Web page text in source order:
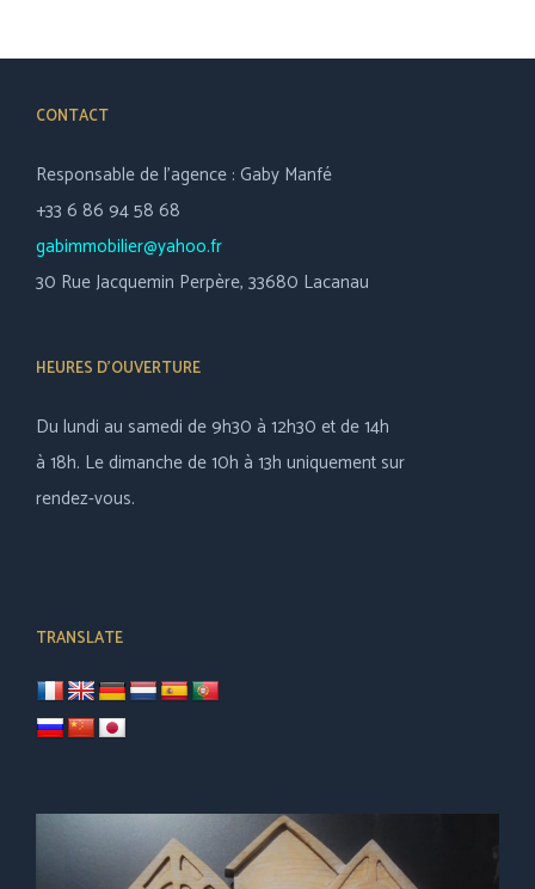
CONTACT
Responsable de l’agence : Gaby Manfé
+33 6 86 94 58 68
gabimmobilier@yahoo.fr
30 Rue Jacquemin Perpère, 33680 Lacanau
HEURES D’OUVERTURE
Du lundi au samedi de 9h30 à 12h30 et de 14h
à 18h. Le dimanche de 10h à 13h uniquement sur
rendez-vous.
TRANSLATE